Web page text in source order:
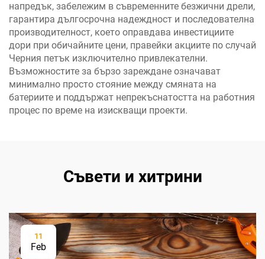
напредък, забележим в съвременните безжични дрели,
гарантира дългосрочна надеждност и последователна
производителност, което оправдава инвестициите
дори при обичайните цени, правейки акциите по случай
Черния петък изключително привлекателни.
Възможностите за бързо зареждане означават
минимално просто стояние между смяната на
батериите и поддържат непрекъснатостта на работния
процес по време на изискващи проекти.
Съвети и хитрини
11
Feb